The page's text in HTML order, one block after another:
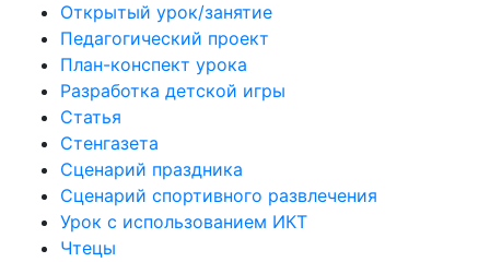
Открытый урок/занятие
Педагогический проект
План-конспект урока
Разработка детской игры
Статья
Стенгазета
Сценарий праздника
Сценарий спортивного развлечения
Урок с использованием ИКТ
Чтецы